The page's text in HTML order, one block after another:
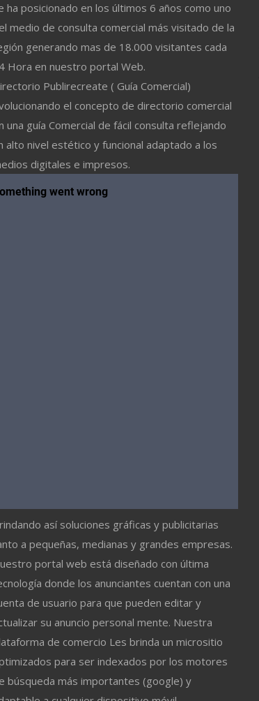
ha posicionado en los últimos 6 años como uno
medio de consulta comercial más visitado de la
generando mas de 18.000 visitantes cada
Hora en nuestro portal Web.
Publirecreate ( Guía Comercial)
el concepto de directorio comercial
una guía Comercial de fácil consulta reflejando
alto nivel estético y funcional adaptado a los
digitales e impresos.
así soluciones gráficas y publicitarias
a pequeñas, medianas y grandes empresas.
portal web está diseñado con última
donde los anunciantes cuentan con una
de usuario para que pueden editar y
su anuncio personal mente. Nuestra
de comercio Les brinda un micrositio
para ser indexados por los motores
búsqueda más importantes (google) y